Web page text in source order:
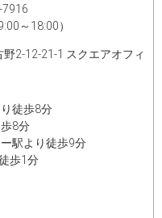
7916​
～18:00）
2-12-21-1 スクエアオフィ
徒歩8分
8分
駅より徒歩9分
歩1分